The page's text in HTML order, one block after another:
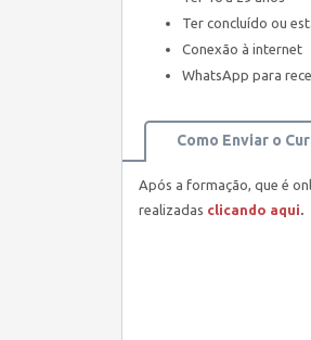
Ter concluído ou
Conexão à internet
WhatsApp para
Como Enviar o
Após a formação, que é
realizadas clicando aqui.